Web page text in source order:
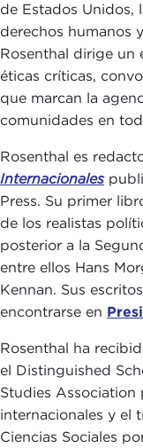
de Estados Unidos,
derechos humanos
Rosenthal dirige un
éticas críticas,
que marcan la
comunidades en
Rosenthal es
Internacionales
Press. Su primer
de los realistas
posterior a la
entre ellos Hans
Kennan. Sus
encontrarse en
Rosenthal ha
el Distinguished
Studies Association
internacionales y el
Ciencias Sociales